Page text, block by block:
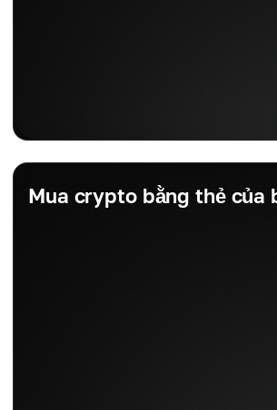
Mua crypto bằng thẻ của